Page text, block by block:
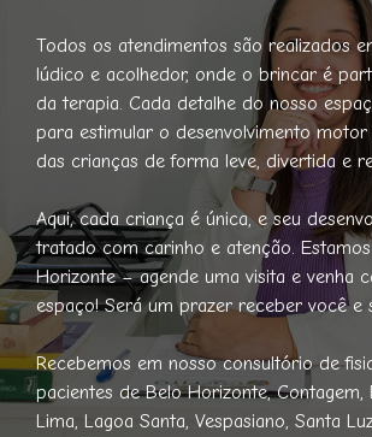
Todos os atendimentos são realizados
lúdico e acolhedor, onde o brincar é
da terapia. Cada detalhe do nosso
para estimular o desenvolvimento motor
das crianças de forma leve, divertida e
Aqui, cada criança é única, e seu
tratado com carinho e atenção.
Horizonte – agende uma visita e venha
espaço! Será um prazer receber você e
Recebemos em nosso consultório de
pacientes de Belo Horizonte, Contagem,
Lima, Lagoa Santa, Vespasiano, Santa